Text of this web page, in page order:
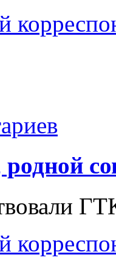
родной